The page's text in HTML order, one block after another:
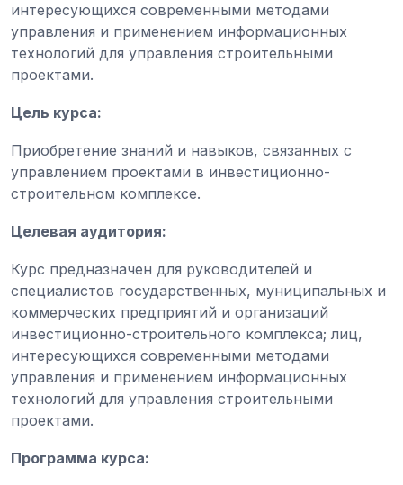
интересующихся современными методами
управления и применением информационных
технологий для управления строительными
проектами.
Цель курса:
Приобретение знаний и навыков, связанных с
управлением проектами в инвестиционно-
строительном комплексе.
Целевая аудитория:
Курс предназначен для руководителей и
специалистов государственных, муниципальных и
коммерческих предприятий и организаций
инвестиционно-строительного комплекса; лиц,
интересующихся современными методами
управления и применением информационных
технологий для управления строительными
проектами.
Программа курса: